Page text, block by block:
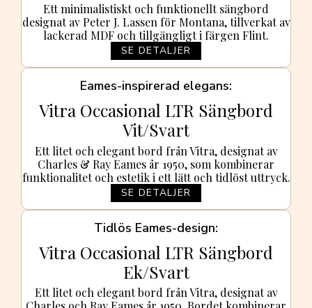
Ett minimalistiskt och funktionellt sängbord
designat av Peter J. Lassen för Montana, tillverkat av
lackerad MDF och tillgängligt i färgen Flint.
SE DETALJER
Eames-inspirerad elegans
Vitra Occasional LTR Sängbord
Vit/Svart
Ett litet och elegant bord från Vitra, designat av
Charles & Ray Eames år 1950, som kombinerar
funktionalitet och estetik i ett lätt och tidlöst uttryck.
SE DETALJER
Tidlös Eames-design
Vitra Occasional LTR Sängbord
Ek/Svart
Ett litet och elegant bord från Vitra, designat av